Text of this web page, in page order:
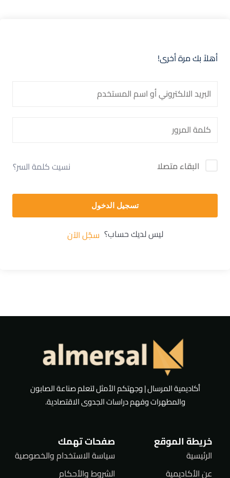
أهلاً بك مرة أخرى!
البقاء متصلا نسيت كلمة السر؟
تسجيل الدخول
ليس لديك حساب؟ سجّل الآن
أكاديمية المرسال | وجهتكم الأمثل لتعلم صناعة الصابون
والمطهرات وفهم دراسات الجدوى الاقتصادية.
خريطة الموقع
الرئيسية
عن الأكاديمية
صفحات تهمك
سياسة الاستخدام والخصوصية
الشروط والأحكام